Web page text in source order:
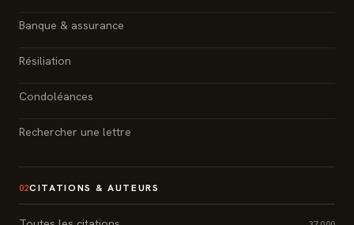
Banque & assurance
Résiliation
Condoléances
Rechercher une lettre
02CITATIONS & AUTEURS